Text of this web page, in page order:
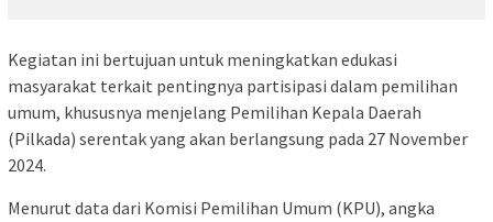
Kegiatan ini bertujuan untuk meningkatkan edukasi
masyarakat terkait pentingnya partisipasi dalam pemilihan
umum, khususnya menjelang Pemilihan Kepala Daerah
(Pilkada) serentak yang akan berlangsung pada 27 November
2024.
Menurut data dari Komisi Pemilihan Umum (KPU), angka